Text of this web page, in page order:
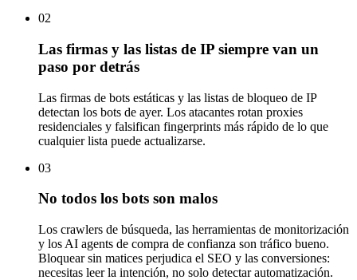
02
Las firmas y las listas de IP siempre van un
paso por detrás
Las firmas de bots estáticas y las listas de bloqueo de IP
detectan los bots de ayer. Los atacantes rotan proxies
residenciales y falsifican fingerprints más rápido de lo que
cualquier lista puede actualizarse.
03
No todos los bots son malos
Los crawlers de búsqueda, las herramientas de monitorización
y los AI agents de compra de confianza son tráfico bueno.
Bloquear sin matices perjudica el SEO y las conversiones:
necesitas leer la intención, no solo detectar automatización.